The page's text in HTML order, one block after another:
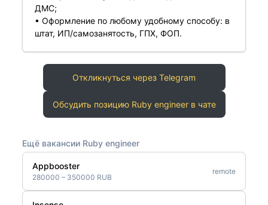
ДМС;
• Оформление по любому удобному способу: в
штат, ИП/самозанятость, ГПХ, ФОП.
Откликнуться через Telegram
Обсудить позицию Ruby engineer в чате
Ещё вакансии Ruby engineer
Appbooster
280000 – 350000 RUB
remote